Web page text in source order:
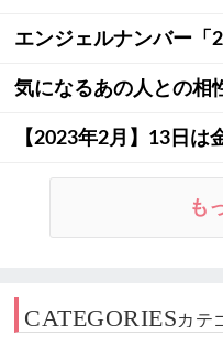
エンジェルナンバー「
気になるあの人との相
【2023年2月】13日は
も
CATEGORIESカテ